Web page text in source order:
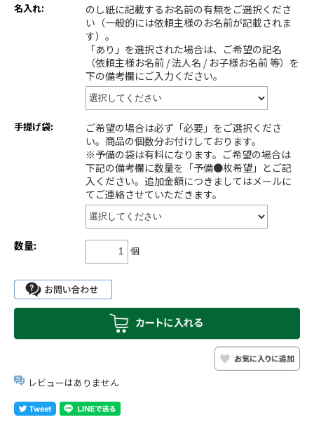
名入れ:
のし紙に記載するお名前の有無をご選択くださ
い（一般的には依頼主様のお名前が記載されま
す）。
「あり」を選択された場合は、ご希望の記名
（依頼主様お名前 / 法人名 / お子様お名前 等）を
下の備考欄にご入力ください。
手提げ袋:
ご希望の場合は必ず「必要」をご選択くださ
い。商品の個数分お付けしております。
※予備の袋は有料になります。ご希望の場合は
下記の備考欄に数量を「予備●枚希望」とご記
入ください。追加金額につきましてはメールに
てご連絡させていただきます。
数量: 個
レビューはありません